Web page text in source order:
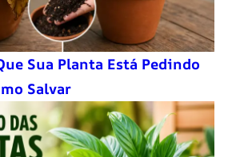
Sua Planta Está Pedindo
Salvar